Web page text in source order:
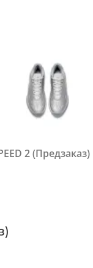
2 (Предзаказ)